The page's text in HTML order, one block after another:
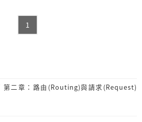
1
第二章：路由(Routing)與請求(Request)